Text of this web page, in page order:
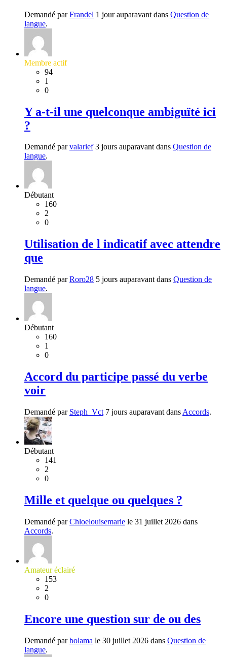
Demandé parFrandel 1 jour auparavant dans Question de
langue.
Membre actif
94
1
0
Y a-t-il une quelconque ambiguïté ici
?
Demandé parvalarief3 jours auparavant dans Question de
langue.
Débutant
160
2
0
Utilisation de l indicatif avec attendre
que
Demandé parRoro28 5 jours auparavant dans Question de
langue.
Débutant
160
1
0
Accord du participe passé du verbe
voir
Demandé par Steph_Vct 7 jours auparavant dans Accords.
Débutant
141
2
0
Mille et quelque ou quelques ?
Demandé parChloelouisemarie le 31 juillet 2026 dans
Accords.
Amateur éclairé
153
2
0
Encore une question sur de ou des
Demandé parbolama le 30 juillet 2026 dans Question de
langue.